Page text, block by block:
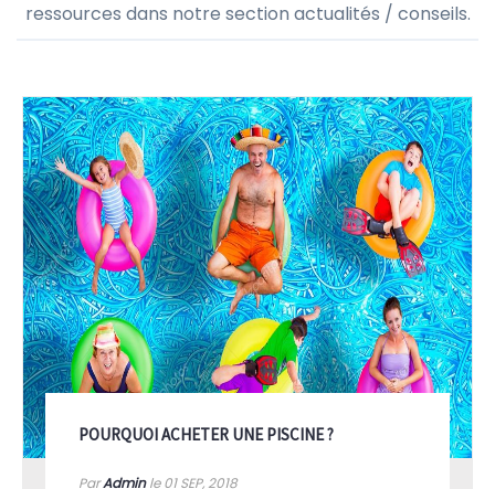
ressources dans notre section actualités / conseils.
POURQUOI ACHETER UNE PISCINE ?
ParAdminle 01SEP, 2018